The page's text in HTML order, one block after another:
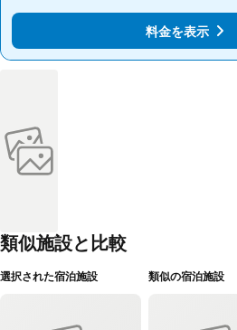
料金を表示
料金を表示
類似施設と比較
選択された宿泊施設 類似の宿泊施設